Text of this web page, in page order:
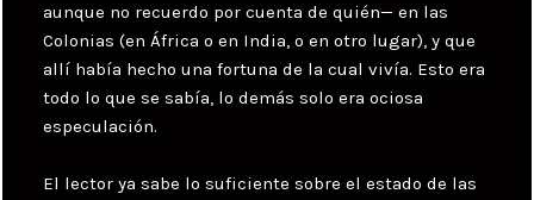
aunque no recuerdo por cuenta de quién— en las
Colonias (en África o en India, o en otro lugar), y que
allí había hecho una fortuna de la cual vivía. Esto era
todo lo que se sabía, lo demás solo era ociosa
especulación.
El lector ya sabe lo suficiente sobre el estado de las